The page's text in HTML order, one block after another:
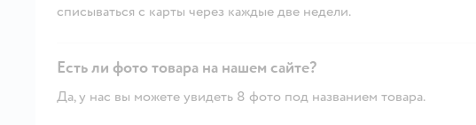
списываться с карты через каждые две недели.
Есть ли фото товара на нашем сайте?
Да, у нас вы можете увидеть 8 фото под названием товара.